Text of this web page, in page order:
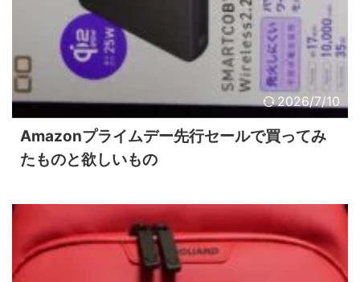
2026/7/10
Amazonプライムデー先行セールで買ってみ
たものと欲しいもの